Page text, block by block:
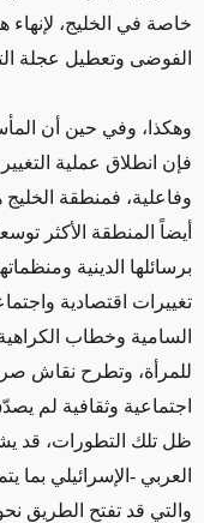
خاصة في الخليج،
الفوضى وتعطيل عجلة
وهكذا، وفي حين أن
فإن انطلاق عملية
وفاعلية، فمنطقة
أيضاً المنطقة الأكثر
برسائلها الدينية
تغييرات اقتصادية
السامية وخطاب
للمرأة، وتطرح نقاش
اجتماعية وثقافية لم
ظل تلك التطورات، قد
العربي -الإسرائيلي
والتي قد تفتح الطريق